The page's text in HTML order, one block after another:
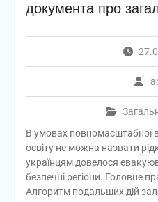
документа про
В умовах повномасштабної
освіту не можна назвати
українцям довелося
безпечні регіони. Головне
Алгоритм подальших дій